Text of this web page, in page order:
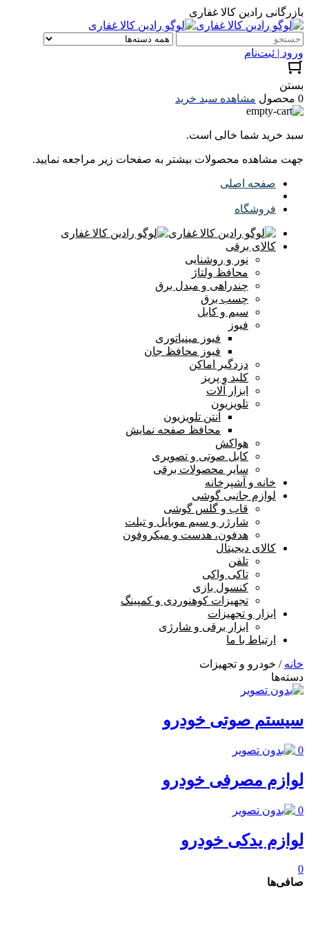
بازرگانی رادین کالا غفاری
ورود | ثبت‌نام
بستن
0 محصول
مشاهده سبد خرید
سبد خرید شما خالی است.
جهت مشاهده محصولات بیشتر به صفحات زیر مراجعه نمایید.
صفحه اصلی
فروشگاه
کالای برقی
نور و روشنایی
محافظ ولتاژ
چندراهی و مبدل برق
چسب برق
سیم و کابل
فیوز
فیوز مینیاتوری
فیوز محافظ جان
دزدگیر اماکن
کلید و پریز
ابزار آلات
تلویزیون
آنتن تلویزیون
محافظ صفحه نمایش
هواکش
کابل صوتی و تصویری
سایر محصولات برقی
خانه و آشپرخانه
لوازم جانبی گوشی
قاب و گلس گوشی
شارژر و سیم موبایل و تبلت
هدفون، هدست و میکروفون
کالای دیجیتال
تلفن
تاکی واکی
کنسول بازی
تجهیزات کوهنوردی و کمپینگ
ابزار و تجهیزات
ابزار برقی و شارژی
ارتباط با ما
خانه / خودرو و تجهیزات
دسته‌ها
سیستم صوتی خودرو
0
لوازم مصرفی خودرو
0
لوازم یدکی خودرو
0
صافی‌ها